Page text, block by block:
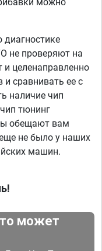
диагностике
не проверяют на
и целенаправленно
сравнивать ее с
наличие чип
тюнинг
обещают вам
не было у наших
машин.
может